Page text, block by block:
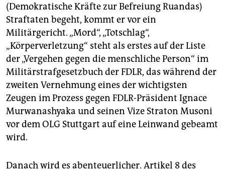
abo
genossenschaft
epaper login
(Demokratische Kräfte zur Befreiung Ruandas)
Straftaten begeht, kommt er vor ein
Militärgericht. „Mord“, „Totschlag“,
„Körperverletzung“ steht als erstes auf der Liste
der „Vergehen gegen die menschliche Person“ im
Militärstrafgesetzbuch der FDLR, das während der
zweiten Vernehmung eines der wichtigsten
Zeugen im Prozess gegen FDLR-Präsident Ignace
Murwanashyaka und seinen Vize Straton Musoni
vor dem OLG Stuttgart auf eine Leinwand gebeamt
wird.
Danach wird es abenteuerlicher. Artikel 8 des